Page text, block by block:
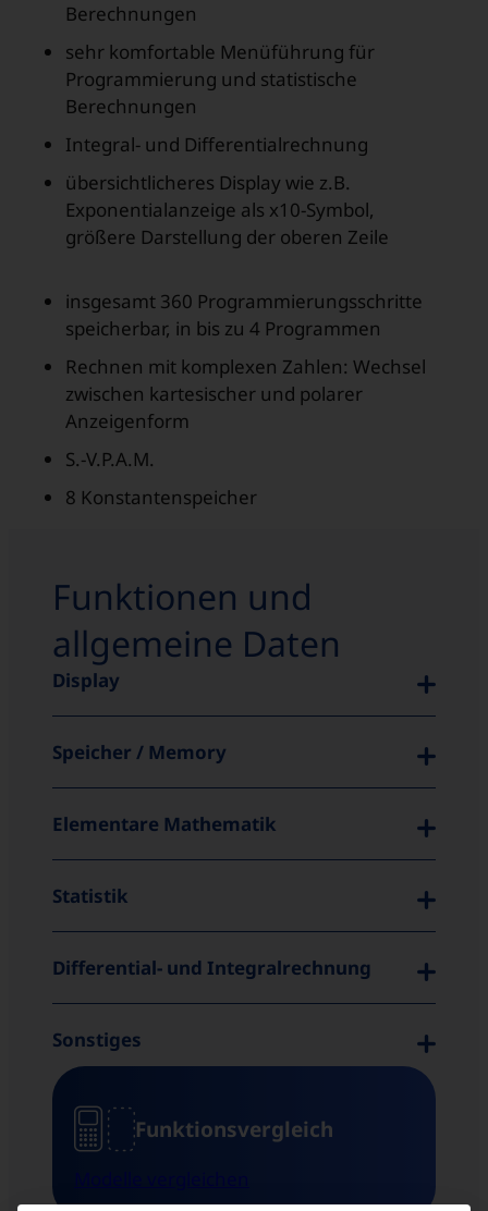
Berechnungen
sehr komfortable Menüführung für
Programmierung und statistische
Berechnungen
Integral- und Differentialrechnung
übersichtlicheres Display wie z.B.
Exponentialanzeige als x10-Symbol,
größere Darstellung der oberen Zeile
insgesamt 360 Programmierungsschritte
speicherbar, in bis zu 4 Programmen
Rechnen mit komplexen Zahlen: Wechsel
zwischen kartesischer und polarer
Anzeigenform
S.-V.P.A.M.
8 Konstantenspeicher
Funktionen und
allgemeine Daten
Display
Speicher / Memory
Elementare Mathematik
Statistik
Differential- und Integralrechnung
Sonstiges
Funktions­vergleich